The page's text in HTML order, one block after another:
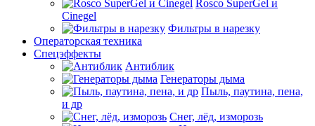
Rosco SuperGel и
Cinegel
Фильтры в нарезку
Операторская техника
Спецэффекты
Антиблик
Генераторы дыма
Пыль, паутина, пена,
и др
Снег, лёд, изморозь